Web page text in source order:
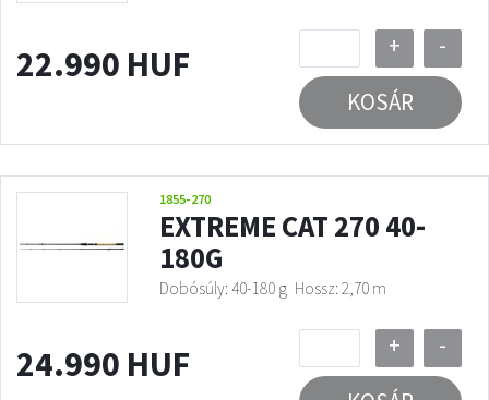
22.990 HUF +
-
KOSÁR
1855-270
EXTREME CAT 270 40-
180G
Dobósúly: 40-180 g Hossz: 2,70 m
24.990 HUF +
-